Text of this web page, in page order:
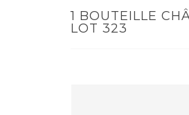
1 BOUTEILLE
LOT 323